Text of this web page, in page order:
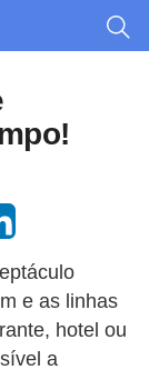
e as linhas
hotel ou
a